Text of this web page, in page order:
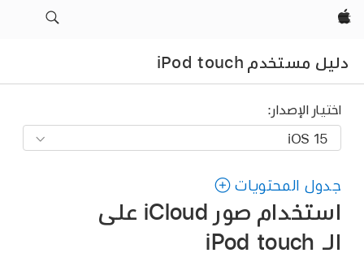
Apple‏
دليل مستخدم iPod touch
اختيار الإصدار:
جدول المحتويات
استخدام صور iCloud على
الـ iPod touch